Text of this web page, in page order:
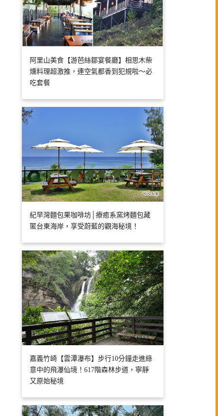
阿里山美食【游芭絲鄒宴餐廳】相思木柴
燻料理超激推，連空氣都香到犯規啦～必
吃套餐
紀早灣麵包果咖啡坊│療癒系窯烤麵包藏
匿台東海岸，享受蔚藍的觀海秘境！
嘉義竹崎【雲潭瀑布】步行10分鐘走進綠
意中的飛瀑仙境！617階森林步道，寧靜
又原始秘境